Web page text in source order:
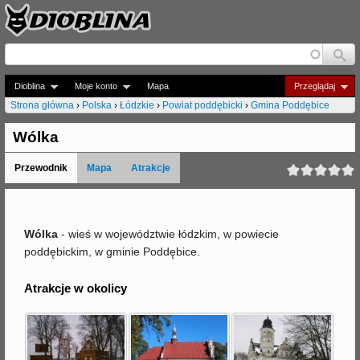
Jump to navigation
Dioblina Moje konto Przeglądaj
Mapa
J
e
s
Strona główna › Polska › Łódzkie › Powiat poddębicki › Gmina Poddębice
Wólka
Przewodnik Mapa Atrakcje
Wólka - wieś w województwie łódzkim, w powiecie
poddębickim, w gminie Poddębice.
Atrakcje w okolicy